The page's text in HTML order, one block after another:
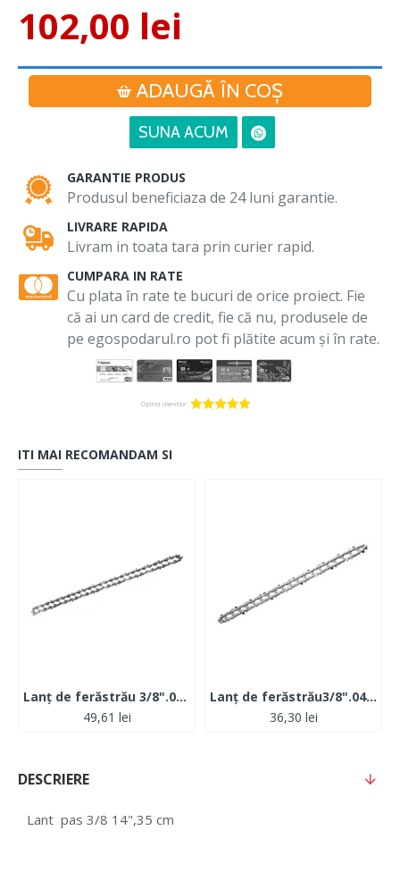
102,00 lei
ADAUGĂ ÎN COŞ
SUNA ACUM
GARANTIE PRODUS
Produsul beneficiaza de 24 luni garantie.
LIVRARE RAPIDA
Livram in toata tara prin curier rapid.
CUMPARA IN RATE
Cu plata în rate te bucuri de orice proiect. Fie
că ai un card de credit, fie că nu, produsele de
pe egospodarul.ro pot fi plătite acum și în rate.
ITI MAI RECOMANDAM SI
Lanț de ferăstrău 3/8".043" (1.1mm) 56 for RDI-BCCS33
49,61 lei
Lanț de ferăstrău3/8".043" (1.1mm) 40 for RDI-BCCS32
36,30 lei
DESCRIERE
Lant pas 3/8 14",35 cm